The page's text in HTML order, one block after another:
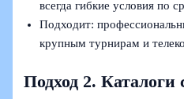
всегда гибкие условия по
Подходит:
крупным турнирам и
Подход 2. Каталоги